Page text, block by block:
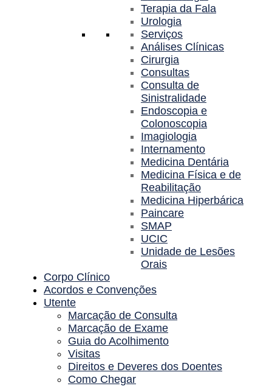
Terapia da Fala
Urologia
Serviços
Análises Clínicas
Cirurgia
Consultas
Consulta de
Sinistralidade
Endoscopia e
Colonoscopia
Imagiologia
Internamento
Medicina Dentária
Medicina Física e de
Reabilitação
Medicina Hiperbárica
Paincare
SMAP
UCIC
Unidade de Lesões
Orais
Corpo Clínico
Acordos e Convenções
Utente
Marcação de Consulta
Marcação de Exame
Guia do Acolhimento
Visitas
Direitos e Deveres dos Doentes
Como Chegar